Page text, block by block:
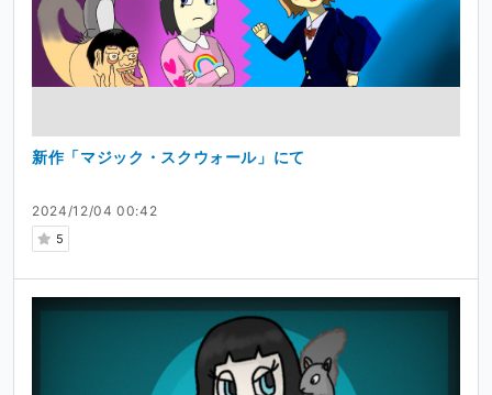
2024/12/04 00:42
5
新作「マジック・スクウォール」にて